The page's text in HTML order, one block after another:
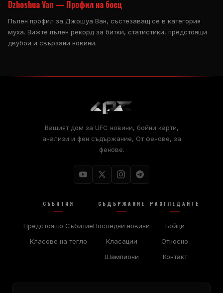
Dzhoshua Van — Профил на боец
Пълен профил за Джошуа Ван, състезаващ се в категория
муха. Вижте пълен рекорд за битки, статистики, предстоящи
двубои и свързани новини.
Вашият дом за UFC новини, бойни карти,
анализи и фен съдържание, От фенове, за
фенове.
СЪБИТИЯ
Предстоящо Събитие
Класове на тегло
СЪДЪРЖАНИЕ
Последни новини
Класации
Шампиони
РАЗГЛЕДАЙТЕ
Бойци
Относно
Контакт